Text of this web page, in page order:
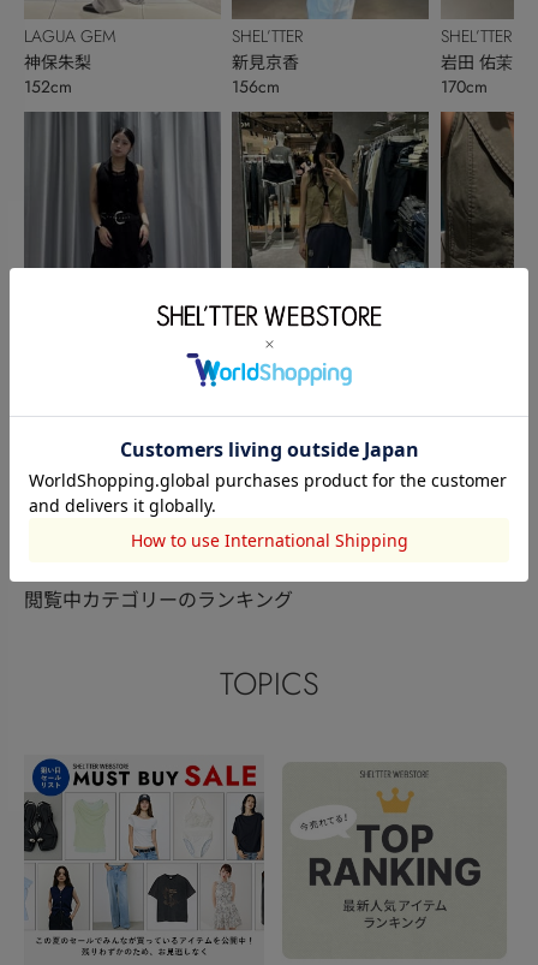
LAGUA GEM
神保朱梨
152cm
冨田結月
SHEL’TTER
新見京香
156cm
LAGUA GEM
小山沙羅
158cm
SHEL’TTER
岩田 佑茉
170cm
槇島侑来
このアイテムを見た人がチェックしている商品
閲覧中カテゴリーのランキング
TOPICS